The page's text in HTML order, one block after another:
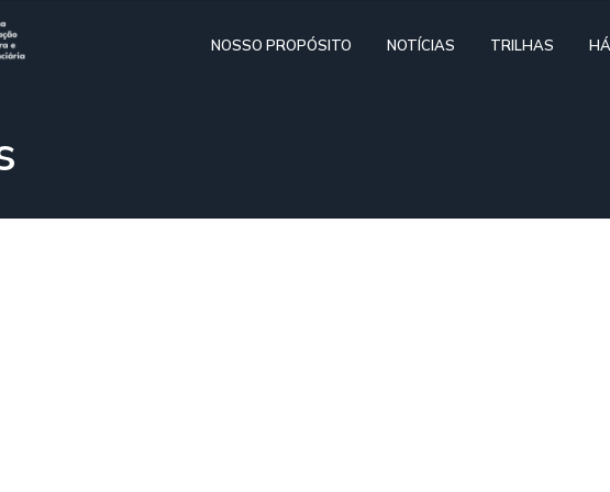
NOSSO PROPÓSITO NOTÍCIAS TRILHAS